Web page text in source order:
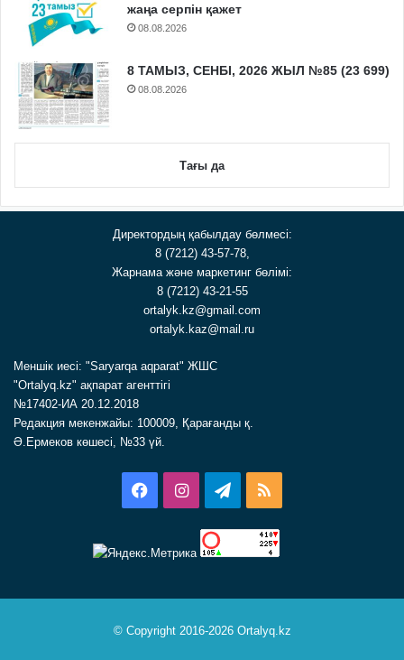
жаңа серпін қажет
08.08.2026
8 ТАМЫЗ, СЕНБІ, 2026 ЖЫЛ №85 (23 699)
08.08.2026
Тағы да
Директордың қабылдау бөлмесі:
8 (7212) 43-57-78,
Жарнама және маркетинг бөлімі:
8 (7212) 43-21-55
ortalyk.kz@gmail.com
ortalyk.kaz@mail.ru
Меншік иесі: "Saryarqa aqparat" ЖШС
"Ortalyq.kz" ақпарат агенттігі
№17402-ИА 20.12.2018
Редакция мекенжайы: 100009, Қарағанды қ.
Ә.Ермеков көшесі, №33 үй.
FacebookInstagramTelegram
© Copyright 2016-2026 Ortalyq.kz